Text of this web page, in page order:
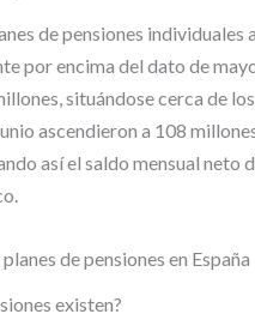
de pensiones individuales
por encima del dato de
situándose cerca de
ascendieron a 108
así el saldo mensual neto
de pensiones en España
existen?